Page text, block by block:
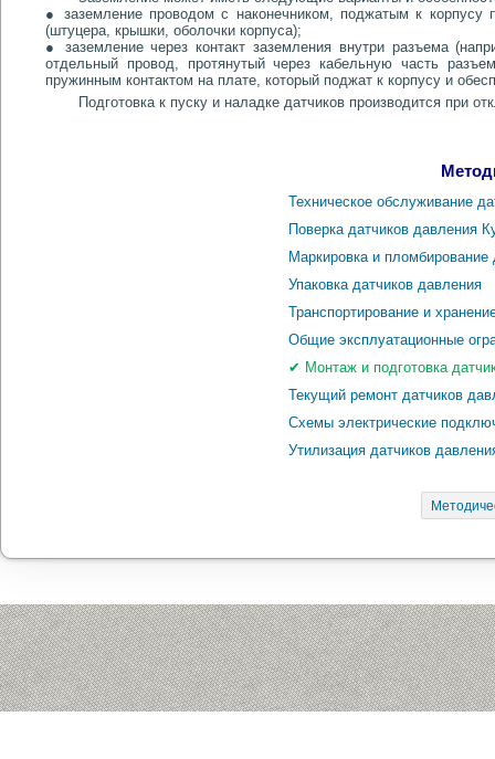
● заземление проводом с наконечником, поджатым к корпусу
(штуцера, крышки, оболочки корпуса);
● заземление через контакт заземления внутри разъема
отдельный провод, протянутый через кабельную часть
пружинным контактом на плате, который поджат к корпусу и
Подготовка к пуску и наладке датчиков производится при
Техническое обслуживание
Поверка датчиков давления
Маркировка и пломбирование
Упаковка датчиков давления
Транспортирование и
Общие эксплуатационные
✔ Монтаж и подготовка
Текущий ремонт датчиков
Схемы электрические
Утилизация датчиков